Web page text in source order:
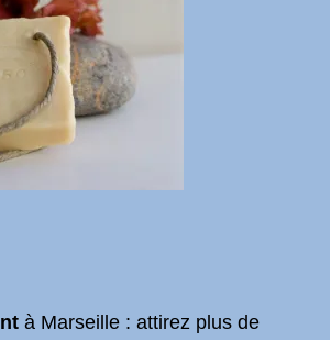
à Marseille : attirez plus de